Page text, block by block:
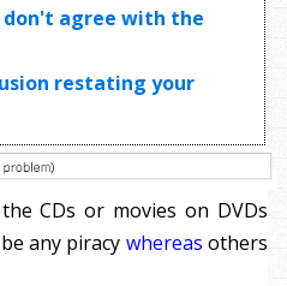
don't agree with the
restating your
CDs or movies on DVDs
any piracy whereas others